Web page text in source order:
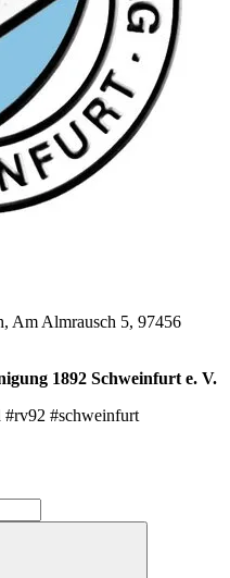
Am Almrausch 5, 97456
1892 Schweinfurt e. V.
#rv92 #schweinfurt